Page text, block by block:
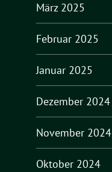
März 2025
Februar 2025
Januar 2025
Dezember 2024
November 2024
Oktober 2024